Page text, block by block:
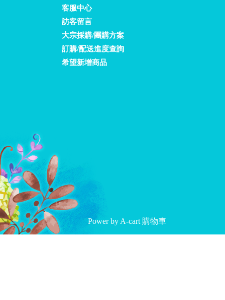
客服中心
訪客留言
大宗採購/團購方案
訂購/配送進度查詢
希望新增商品
Power by A-cart 購物車